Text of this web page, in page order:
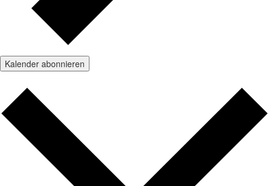
Kalender abonnieren